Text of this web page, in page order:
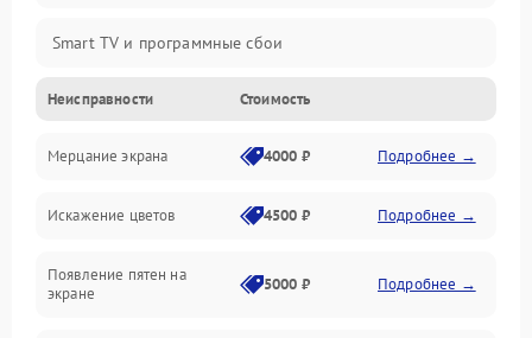
Smart TV и программные сбои
Питание и запуск
Подсветка и LED-модули
Звук и аудиосистема
Сигнал и приём каналов
Неисправности Стоимость
Мерцание экрана 4000 ₽ Подробнее →
Искажение цветов 4500 ₽ Подробнее →
Появление пятен на
экране
5000 ₽ Подробнее →